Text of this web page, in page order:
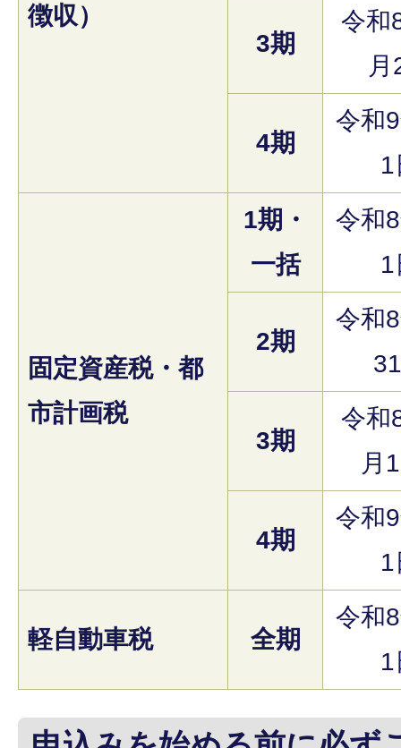
徴収）
3期
令和
月
4期
令和
1
固定資産税・都
市計画税
1期・
一括
令和
1
2期
令和
3期
令和
月
4期
令和
1
軽自動車税 全期
令和
1